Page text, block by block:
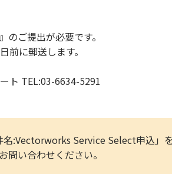
ご提出が必要です。
に郵送します。
ト TEL:03-6634-5291
:Vectorworks Service Select申込」を
い合わせください。